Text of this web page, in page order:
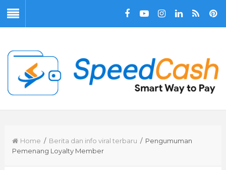
Home / Berita dan info viral terbaru / Pengumuman
Pemenang Loyalty Member